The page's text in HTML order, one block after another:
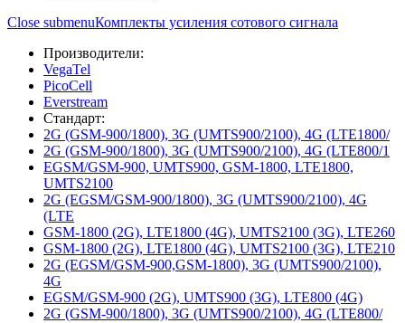
Close submenuКомплекты усиления сотового сигнала
Производители:
VegaTel
PicoCell
Everstream
Стандарт:
2G (GSM-900/1800), 3G (UMTS900/2100), 4G (LTE1800/
2G (GSM-900/1800), 3G (UMTS900/2100), 4G (LTE800/1
EGSM/GSM-900, UMTS900, GSM-1800, LTE1800,
UMTS2100
2G (EGSM/GSM-900/1800), 3G (UMTS900/2100), 4G
(LTE
GSM-1800 (2G), LTE1800 (4G), UMTS2100 (3G), LTE260
GSM-1800 (2G), LTE1800 (4G), UMTS2100 (3G), LTE210
2G (EGSM/GSM-900,GSM-1800), 3G (UMTS900/2100),
4G
EGSM/GSM-900 (2G), UMTS900 (3G), LTE800 (4G)
2G (GSM-900/1800), 3G (UMTS900/2100), 4G (LTE800/